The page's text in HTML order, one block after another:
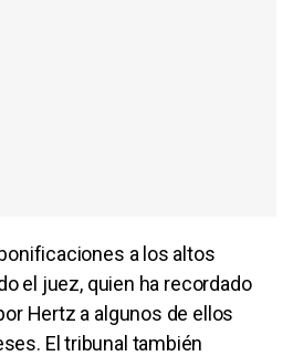
a los altos
el juez, quien ha recordado
Hertz a algunos de ellos
El tribunal también